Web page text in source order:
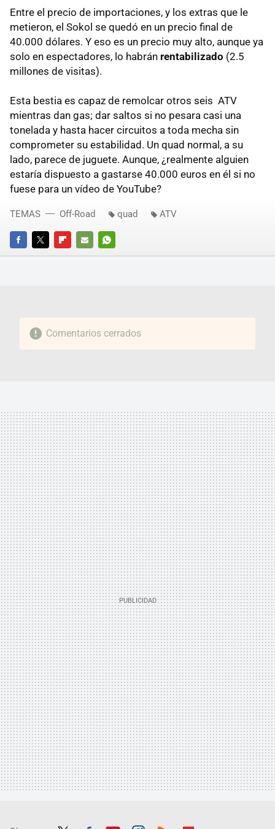
Entre el precio de importaciones, y los extras que le
metieron, el Sokol se quedó en un precio final de
40.000 dólares. Y eso es un precio muy alto, aunque ya
solo en espectadores, lo habrán rentabilizado (2.5
millones de visitas).
Esta bestia es capaz de remolcar otros seis ATV
mientras dan gas; dar saltos si no pesara casi una
tonelada y hasta hacer circuitos a toda mecha sin
comprometer su estabilidad. Un quad normal, a su
lado, parece de juguete. Aunque, ¿realmente alguien
estaría dispuesto a gastarse 40.000 euros en él si no
fuese para un vídeo de YouTube?
FACEBOOKTWITTERFLIPBOARD
E-
WHATSAPP
TEMAS Off-Road quad ATV
Comentarios cerrados